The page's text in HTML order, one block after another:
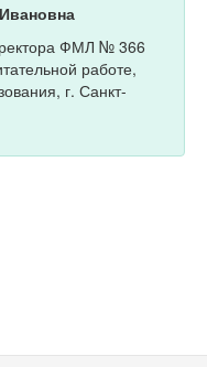
ФМЛ № 366
работе,
г. Санкт-